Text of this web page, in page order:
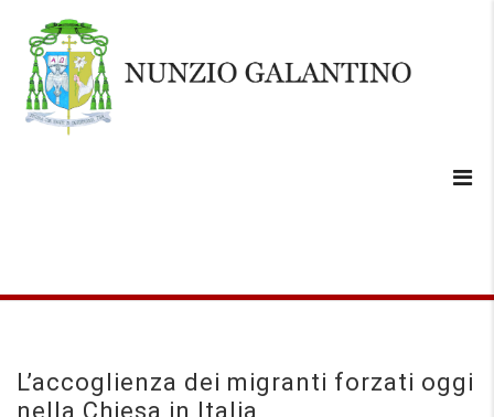
L’accoglienza dei migranti forzati oggi
nella Chiesa in Italia